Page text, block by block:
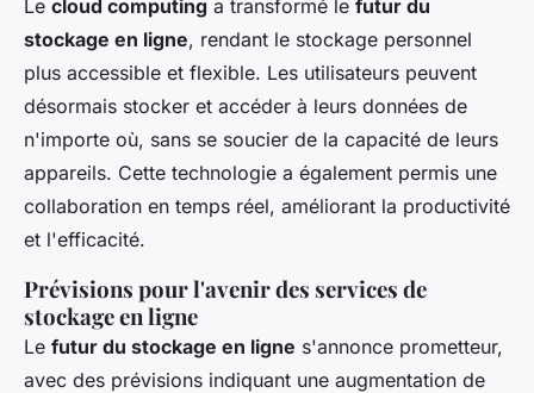
Le cloud computing a transformé le futur du
stockage en ligne, rendant le stockage personnel
plus accessible et flexible. Les utilisateurs peuvent
désormais stocker et accéder à leurs données de
n'importe où, sans se soucier de la capacité de leurs
appareils. Cette technologie a également permis une
collaboration en temps réel, améliorant la productivité
et l'efficacité.
Prévisions pour l'avenir des services de
stockage en ligne
Le futur du stockage en ligne s'annonce prometteur,
avec des prévisions indiquant une augmentation de